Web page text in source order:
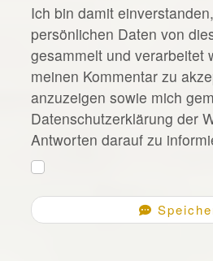
*
Ich bin damit
persönlichen Daten von
gesammelt und verarbeitet
meinen Kommentar zu
anzuzeigen sowie mich
Datenschutzerklärung der
Antworten darauf zu